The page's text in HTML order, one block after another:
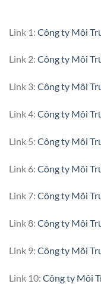
Link 1: Công ty Môi
Link 2: Công ty Môi
Link 3: Công ty Môi
Link 4: Công ty Môi
Link 5: Công ty Môi
Link 6: Công ty Môi
Link 7: Công ty Môi
Link 8: Công ty Môi
Link 9: Công ty Môi
Link 10: Công ty Môi